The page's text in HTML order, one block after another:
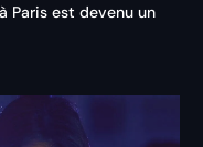
Paris est devenu un